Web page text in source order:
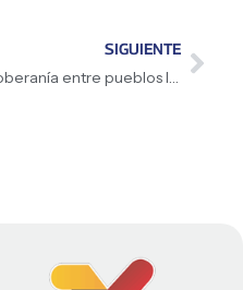
SIGUIENTE
Soberanía entre pueblos latinoamericanos